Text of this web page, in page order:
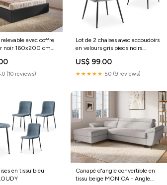
avec coffre
noir 160x200 cm
(10 reviews)
Lot de 2 chaises avec accoudoirs
en velours gris pieds noirs
US$ 99.00
★★★★★ 5.0 (9 reviews)
en tissu bleu
Canapé d'angle convertible en
tissu beige MONICA - Angle